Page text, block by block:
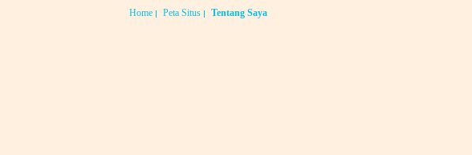
Home Peta Situs Tentang Saya